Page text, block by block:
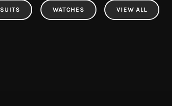
SUITS WATCHES VIEW ALL